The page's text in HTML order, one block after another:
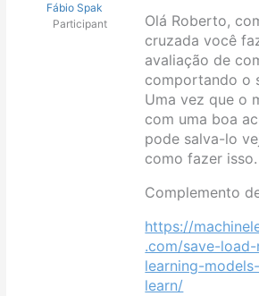
Fábio Spak
Participant
Olá Roberto,
cruzada você
avaliação de
comportando o
Uma vez que o
com uma boa
pode salva-lo
como fazer isso.
Complemento
https://
.com/save-
learning-
learn/